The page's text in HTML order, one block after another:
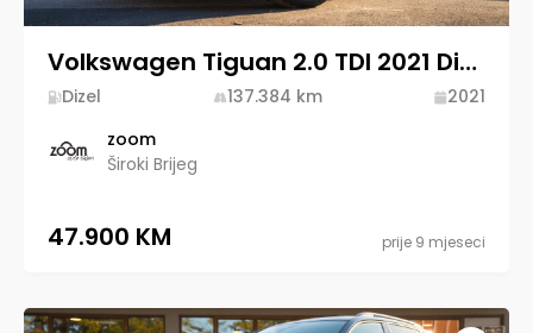
Volkswagen Tiguan 2.0 TDI 2021 Diesel
Dizel 137.384 km
2021
zoom
Široki Brijeg
47.900 KM prije 9 mjeseci